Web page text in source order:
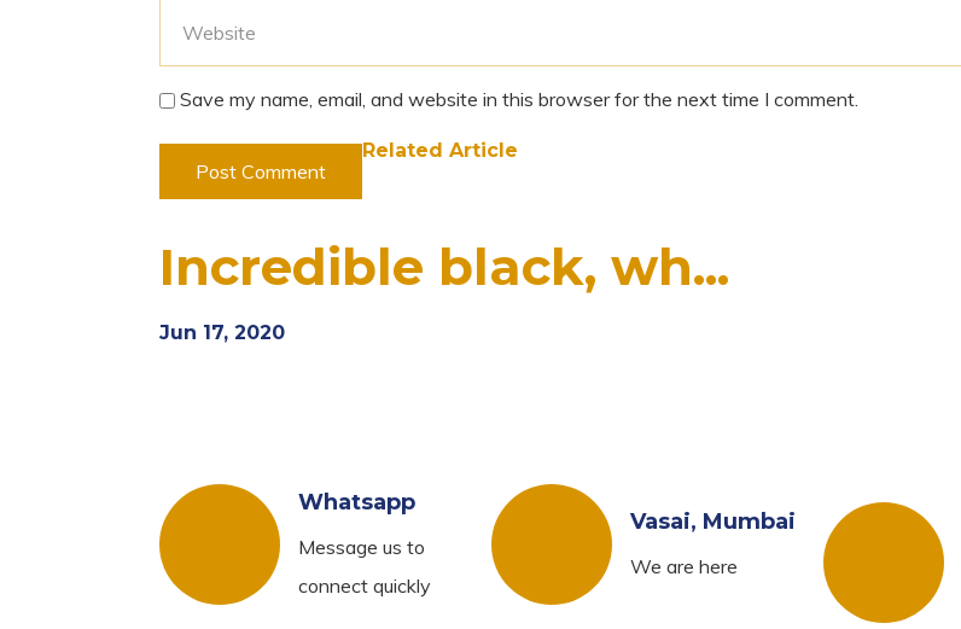
Save my name, email, and website in this browser for the next time I comment.
Related Article
Incredible black, wh...
Jun 17, 2020
Whatsapp
Message us to
connect quickly
Vasai, Mumbai
We are here